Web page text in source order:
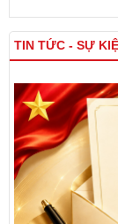
TIN TỨC - SỰ